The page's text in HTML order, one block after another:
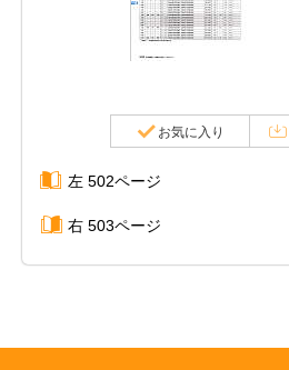
お気に入り
左 502ページ
右 503ページ